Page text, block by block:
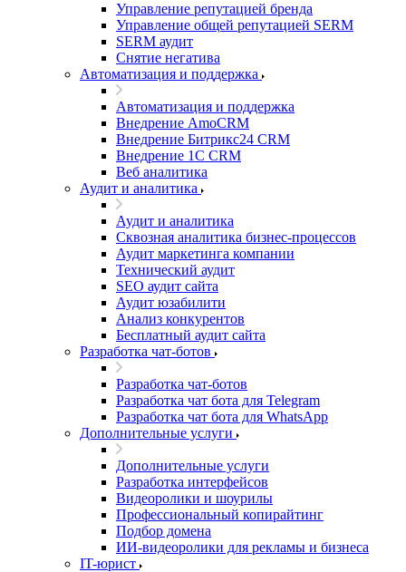
Управление репутацией бренда
Управление общей репутацией SERM
SERM аудит
Снятие негатива
Автоматизация и поддержка
Автоматизация и поддержка
Внедрение AmoCRM
Внедрение Битрикс24 CRM
Внедрение 1C CRM
Веб аналитика
Аудит и аналитика
Аудит и аналитика
Сквозная аналитика бизнес-процессов
Аудит маркетинга компании
Технический аудит
SEO аудит сайта
Аудит юзабилити
Анализ конкурентов
Бесплатный аудит сайта
Разработка чат-ботов
Разработка чат-ботов
Разработка чат бота для Telegram
Разработка чат бота для WhatsApp
Дополнительные услуги
Дополнительные услуги
Разработка интерфейсов
Видеоролики и шоурилы
Профессиональный копирайтинг
Подбор домена
ИИ-видеоролики для рекламы и бизнеса
IT-юрист